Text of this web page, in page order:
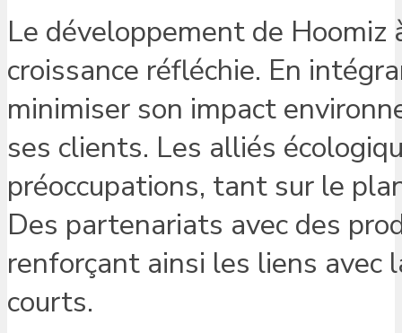
Le développement de Hoomiz
croissance réfléchie. En
minimiser son impact
ses clients. Les alliés
préoccupations, tant sur le
Des partenariats avec des
renforçant ainsi les liens avec
courts.